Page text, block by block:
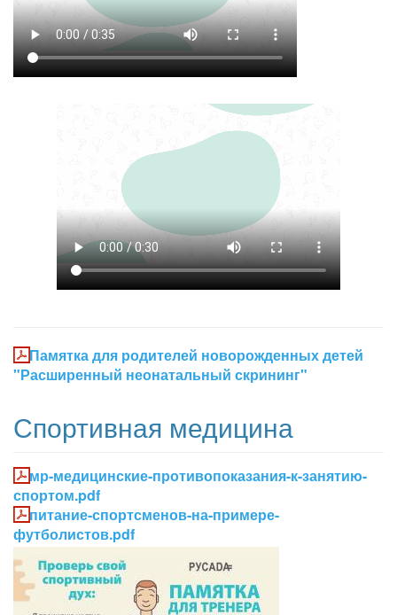
Памятка для родителей новорожденных детей
"Расширенный неонатальный скрининг"
Спортивная медицина
мр-медицинские-противопоказания-к-занятию-
спортом.pdf
питание-спортсменов-на-примере-
футболистов.pdf